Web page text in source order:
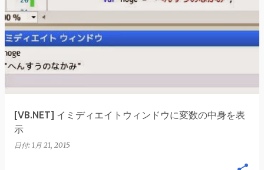
[VB.NET] イミディエイトウィンドウに変数の中身を表
示
日付: 1月 21, 2015